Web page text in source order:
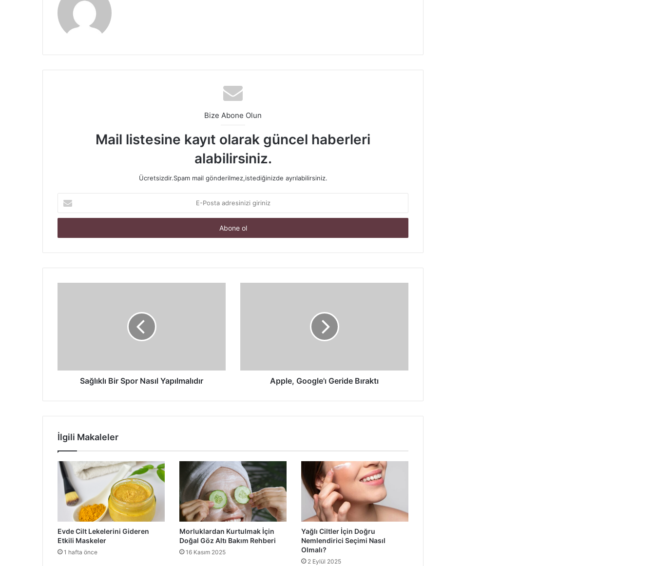
Bize Abone Olun
Mail listesine kayıt olarak güncel haberleri
alabilirsiniz.
Ücretsizdir.Spam mail gönderilmez,istediğinizde ayrılabilirsiniz.
Posta
adresinizi
Sağlıklı Bir Spor Nasıl Yapılmalıdır Apple, Google'ı Geride Bıraktı
İlgili Makaleler
Evde Cilt Lekelerini Gideren
Etkili Maskeler
1 hafta önce
Morluklardan Kurtulmak İçin
Doğal Göz Altı Bakım Rehberi
16 Kasım 2025
Yağlı Ciltler İçin Doğru
Nemlendirici Seçimi Nasıl
Olmalı?
2 Eylül 2025